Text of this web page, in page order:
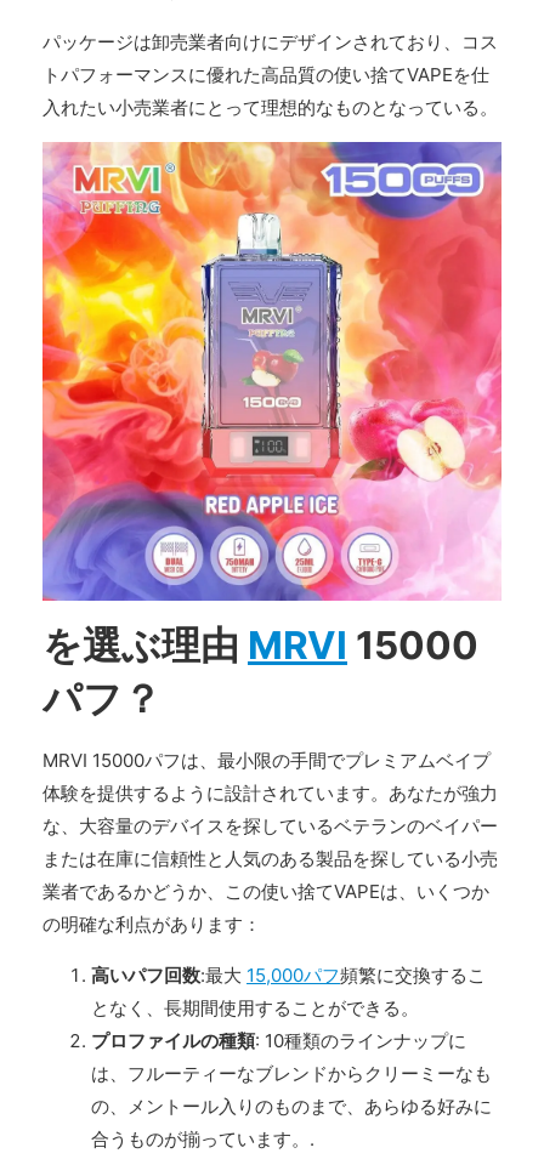
パッケージは卸売業者向けにデザインされており、コス
トパフォーマンスに優れた高品質の使い捨てVAPEを仕
入れたい小売業者にとって理想的なものとなっている。
を選ぶ理由 MRVI 15000
パフ？
MRVI 15000パフは、最小限の手間でプレミアムベイプ
体験を提供するように設計されています。あなたが強力
な、大容量のデバイスを探しているベテランのベイパー
または在庫に信頼性と人気のある製品を探している小売
業者であるかどうか、この使い捨てVAPEは、いくつか
の明確な利点があります：
高いパフ回数:最大 15,000パフ頻繁に交換するこ
となく、長期間使用することができる。
プロファイルの種類: 10種類のラインナップに
は、フルーティーなブレンドからクリーミーなも
の、メントール入りのものまで、あらゆる好みに
合うものが揃っています。.